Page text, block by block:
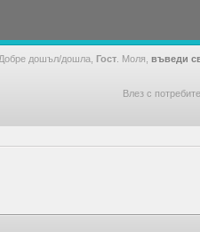
Добре дошъл/дошла, Гост . Моля, въведи
Влез с